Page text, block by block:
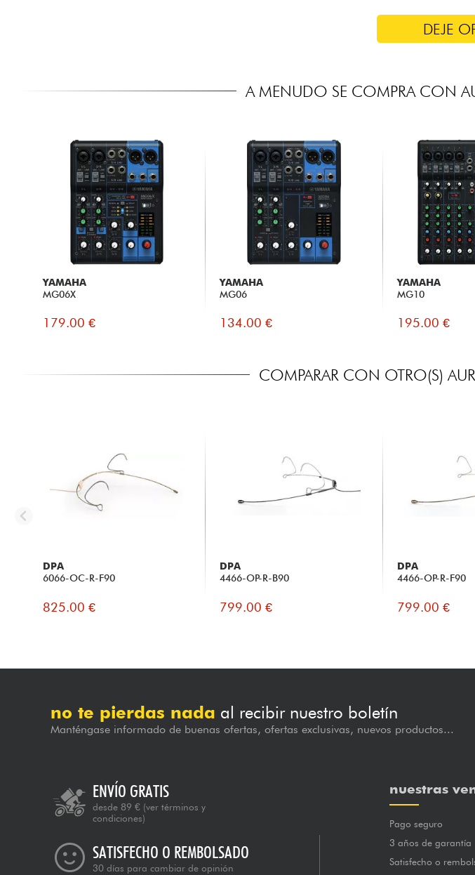
DEJE
A MENUDO SE COMPRA CON
YAMAHA
MG06X
179.00 €
YAMAHA
MG06
134.00 €
YAMAHA
MG10
195.00 €
COMPARAR CON OTRO(S)
DPA
6066-OC-R-F90
825.00 €
DPA
4466-OP-R-B90
799.00 €
DPA
4466-OP-R-F90
799.00 €
no te pierdas nada al recibir nuestro boletín
Manténgase informado de buenas ofertas, ofertas exclusivas, nuevos productos...
ENVÍO GRATIS
desde 89 € (ver términos y
condiciones)
SATISFECHO O REMBOLSADO
30 días para cambiar de opinión
nuestras
Pago seguro
3 años de garantía
Satisfecho o